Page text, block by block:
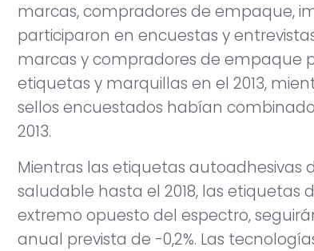
marcas, compradores de empaque,
participaron en encuestas y
marcas y compradores de empaque
etiquetas y marquillas en el 2013,
sellos encuestados habían
2013.
Mientras las etiquetas
saludable hasta el 2018, las
extremo opuesto del espectro,
anual prevista de -0,2%. Las